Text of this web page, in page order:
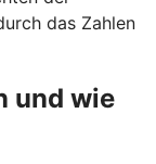
das Zahlen
und wie